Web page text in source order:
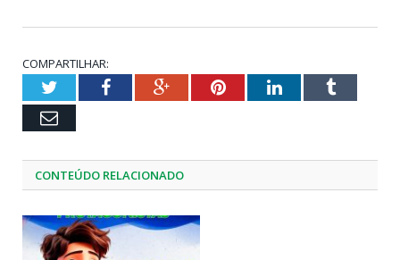
COMPARTILHAR:
TwitterFacebookGoogle+PinterestLinkedInTumblr
Email
CONTEÚDO RELACIONADO